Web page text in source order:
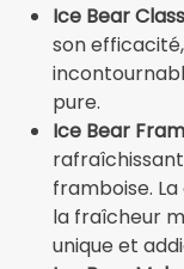
Ice Bear
son
pure.
Ice Bear
framboise.
la fraîcheur
unique et